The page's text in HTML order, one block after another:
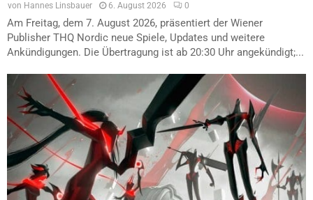
von Hannes Linsbauer 6. August 2026 0
Am Freitag, dem 7. August 2026, präsentiert der Wiener
Publisher THQ Nordic neue Spiele, Updates und weitere
Ankündigungen. Die Übertragung ist ab 20:30 Uhr angekündigt;...